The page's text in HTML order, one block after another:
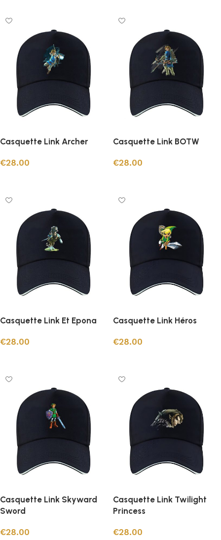
Casquette Link Archer
€28.00
Casquette Link BOTW
€28.00
Casquette Link Et Epona
€28.00
Casquette Link Héros
€28.00
Casquette Link Skyward
Sword
€28.00
Casquette Link Twilight
Princess
€28.00